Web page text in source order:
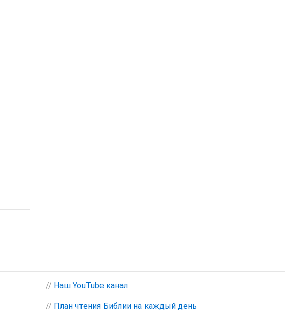
// Наш YouTube канал
// План чтения Библии на каждый день